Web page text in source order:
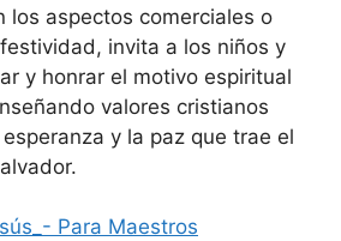
los aspectos comerciales o
invita a los niños y
y honrar el motivo espiritual
valores cristianos
y la paz que trae el
Para Maestros